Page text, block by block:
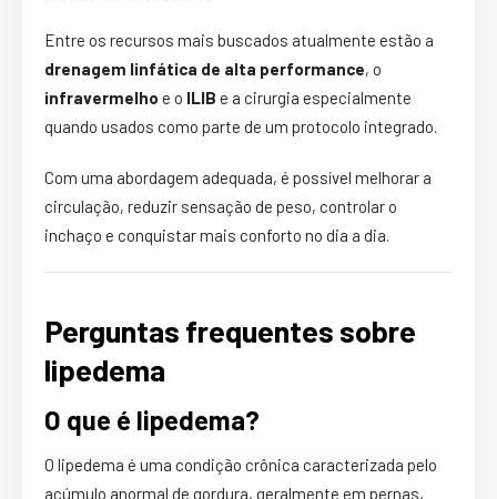
Entre os recursos mais buscados atualmente estão a
drenagem linfática de alta performance, o
infravermelho e o ILIB e a cirurgia especialmente
quando usados como parte de um protocolo integrado.
Com uma abordagem adequada, é possível melhorar a
circulação, reduzir sensação de peso, controlar o
inchaço e conquistar mais conforto no dia a dia.
Perguntas frequentes sobre
lipedema
O que é lipedema?
O lipedema é uma condição crônica caracterizada pelo
acúmulo anormal de gordura, geralmente em pernas,